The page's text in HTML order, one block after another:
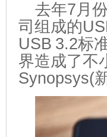
去年7月
司组成的
USB 3.2标
界造成了不
Synopsys(